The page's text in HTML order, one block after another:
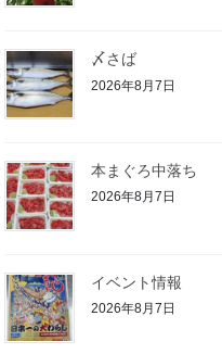
〆さば
2026年8月7日
本まぐろ中落ち
2026年8月7日
イベント情報
2026年8月7日